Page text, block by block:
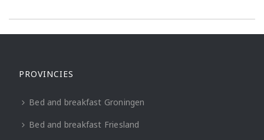
PROVINCIES
Bed and breakfast Groningen
Bed and breakfast Friesland